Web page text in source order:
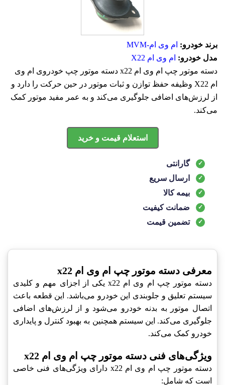
برند خودرو: ام وی ام-MVM
مدل خودرو: ام وی ام X22
دسته موتور چپ ام وی ام x22 دسته موتور چپ خودروی ام وی
ام X22 وظیفه حفظ توازن و ثبات موتور در حین حرکت را دارد و
از لرزش‌های اضافی جلوگیری می‌کند و به عمر مفید موتور کمک
می‌کند.
استعلام قیمت و خرید
گارانتی
ارسال سریع
بیمه کالا
ضمانت کیفیت
تضمین قیمت
معرفی دسته موتور چپ ام وی ام x22
دسته موتور چپ ام وی ام x22 یکی از اجزای مهم و کلیدی
سیستم تعلیق و جلوبندی این خودرو می‌باشد. این قطعه باعث
اتصال موتور به بدنه خودرو می‌شود و از لرزش‌های اضافی
جلوگیری می‌کند. این سیستم همچنین به بهبود کنترل و پایداری
خودرو کمک می‌کند.
ویژگی‌های فنی دسته موتور چپ ام وی ام x22
دسته موتور چپ ام وی ام x22 دارای ویژگی‌های فنی خاصی
است که شامل: